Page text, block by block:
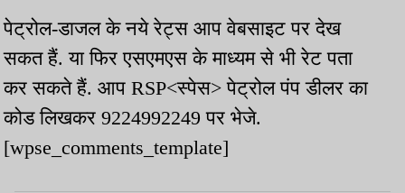
पेट्रोल-डाजल के नये रेट्स आप वेबसाइट पर देख
सकत हैं. या फिर एसएमएस के माध्यम से भी रेट पता
कर सकते हैं. आप RSP<स्पेस> पेट्रोल पंप डीलर का
कोड लिखकर 9224992249 पर भेजे.
[wpse_comments_template]